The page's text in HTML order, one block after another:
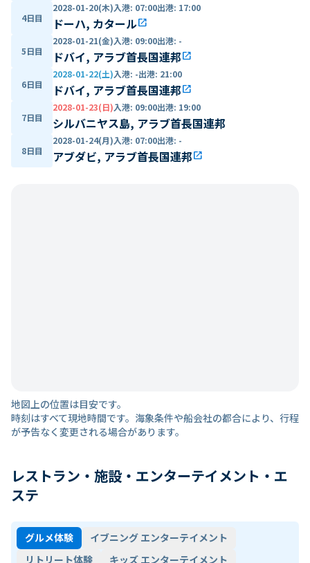
4日目
2028-01-20(木)入港: 07:00出港: 17:00
ドーハ, カタールopen_in_new
5日目
2028-01-21(金)入港: 09:00出港: -
ドバイ, アラブ首長国連邦open_in_new
6日目
2028-01-22(土)入港: -出港: 21:00
ドバイ, アラブ首長国連邦open_in_new
7日目
2028-01-23(日)入港: 09:00出港: 19:00
シルバニヤス島, アラブ首長国連邦
8日目
2028-01-24(月)入港: 07:00出港: -
アブダビ, アラブ首長国連邦open_in_new
地図上の位置は目安です。
時刻はすべて現地時間です。海象条件や船会社の都合により、行程
が予告なく変更される場合があります。
レストラン・施設・エンターテイメント・エ
ステ
グルメ体験
イブニング エンターテイメント
リトリート体験
キッズ エンターテイメント